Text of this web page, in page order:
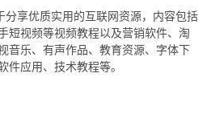
享优质实用的互联网资源，内容包括
短视频等视频教程以及营销软件、淘
音乐、有声作品、教育资源、字体下
件应用、技术教程等。